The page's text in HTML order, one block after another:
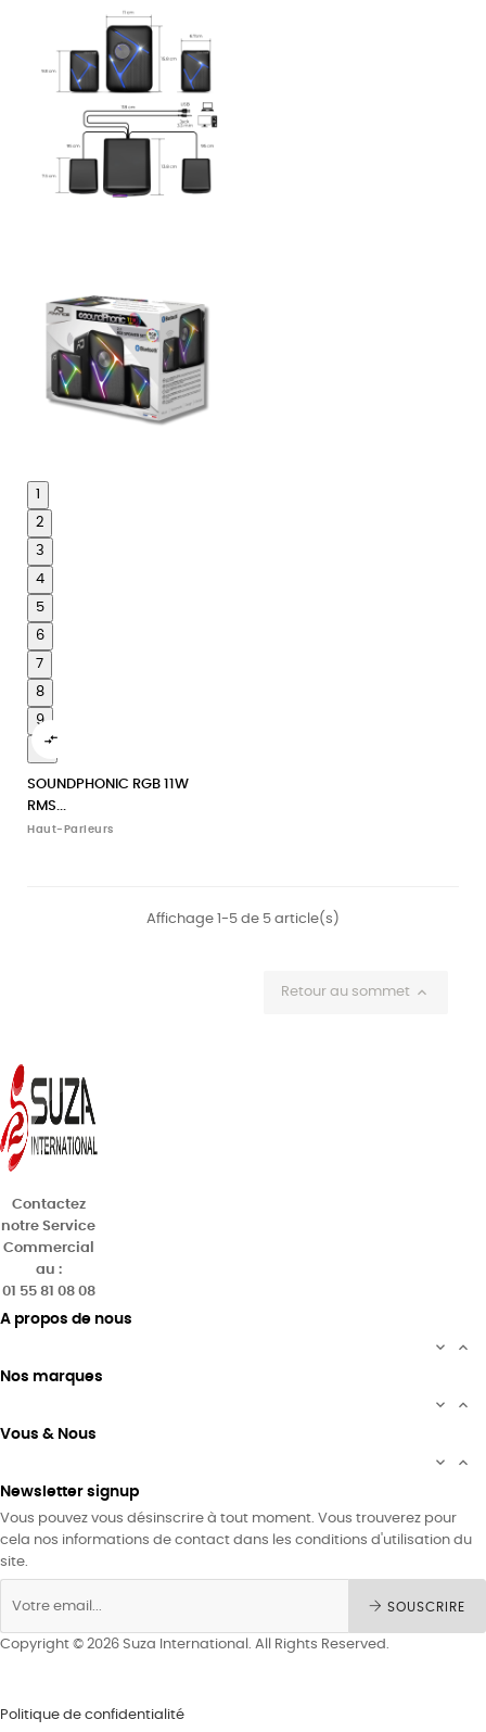
2
3
4
5
6
7
8
9

SOUNDPHONIC RGB 11W
RMS...
Haut-Parleurs
Affichage 1-5 de 5 article(s)
Retour au sommet 
Contactez
notre Service
Commercial
au :
01 55 81 08 08
A propos de nous
 
Nos marques
 
Vous & Nous
 
Newsletter signup
Vous pouvez vous désinscrire à tout moment. Vous trouverez pour
cela nos informations de contact dans les conditions d'utilisation du
site.
SOUSCRIRE
Copyright © 2026 Suza International. All Rights Reserved.
Politique de confidentialité